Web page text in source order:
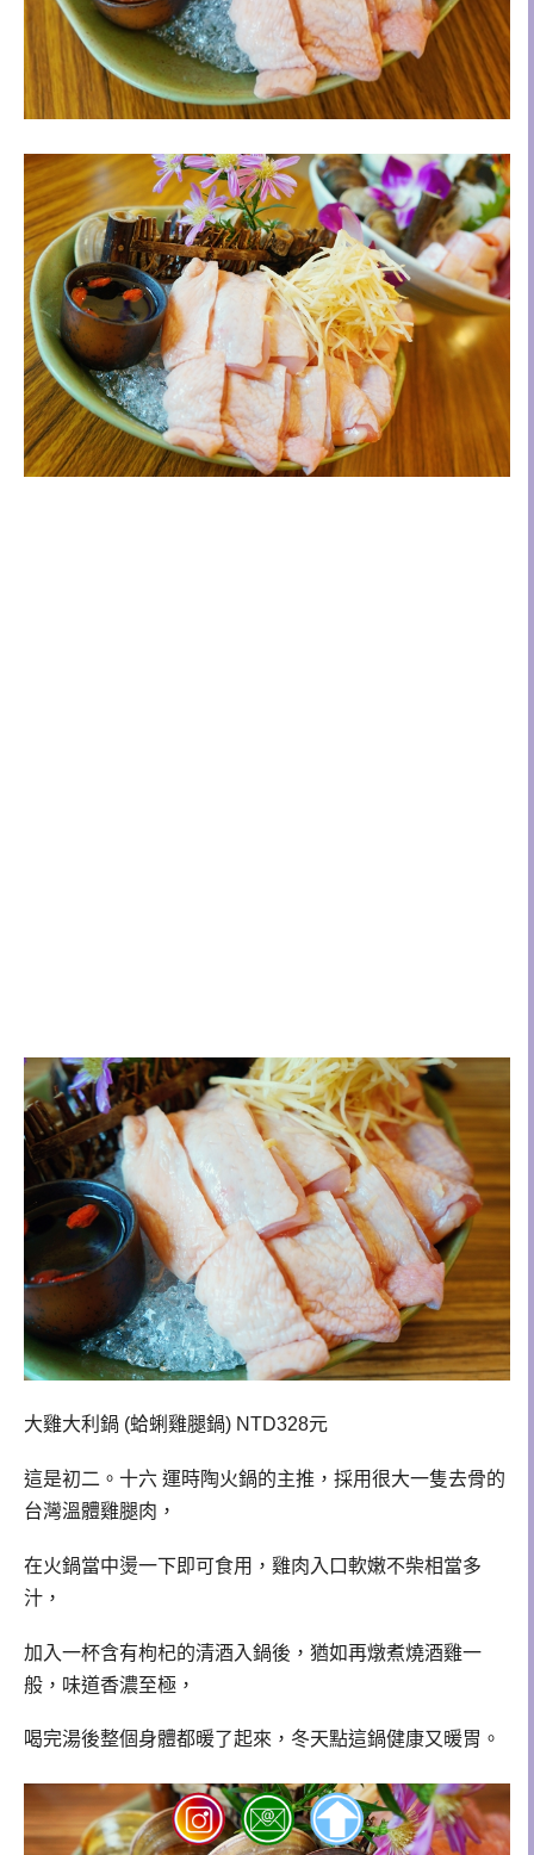
大雞大利鍋 (蛤蜊雞腿鍋) NTD328元
這是初二。十六 運時陶火鍋的主推，採用很大一隻去骨的
台灣溫體雞腿肉，
在火鍋當中燙一下即可食用，雞肉入口軟嫩不柴相當多
汁，
加入一杯含有枸杞的清酒入鍋後，猶如再燉煮燒酒雞一
般，味道香濃至極，
喝完湯後整個身體都暖了起來，冬天點這鍋健康又暖胃。